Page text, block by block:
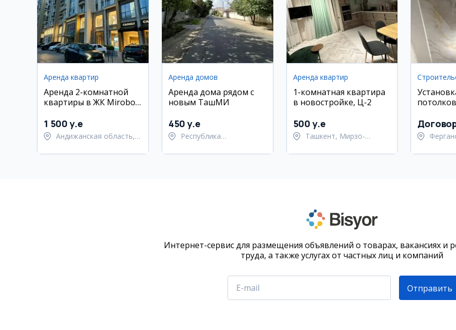
Аренда квартир
Аренда 2-комнатной
квартиры в ЖК Mirobod
1 500 y.e
Андижанская область,
Аренда домов
Аренда дома рядом с
новым ТашМИ
450 y.e
Республика
Берунийский район
Аренда квартир
1-комнатная квартира
в новостройке, Ц-2
500 y.e
Ташкент, Мирзо-
потолков
Интернет-сервис для размещения объявлений о товарах, вакансиях и
труда, а также услугах от частных лиц и компаний
Отправить